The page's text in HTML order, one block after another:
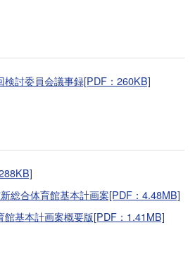
検討委員会議事録[PDF：260KB]
新総合体育館基本計画案[PDF：4.48MB]
館基本計画案概要版[PDF：1.41MB]